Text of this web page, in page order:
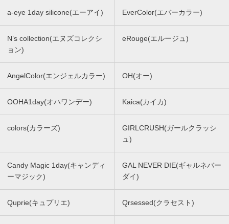
a-eye 1day silicone(エーアイ) EverColor(エバーカラー)
N’s collection(エヌズコレクシ
ョン)
eRouge(エルージュ)
AngelColor(エンジェルカラー) OH(オー)
OOHA1day(オハワンデー) Kaica(カイカ)
colors(カラーズ)
GIRLCRUSH(ガールクラッシ
ュ)
Candy Magic 1day(キャンディ
ーマジック)
GAL NEVER DIE(ギャルネバー
ダイ)
Quprie(キュプリエ) Qrsessed(クラセスト)